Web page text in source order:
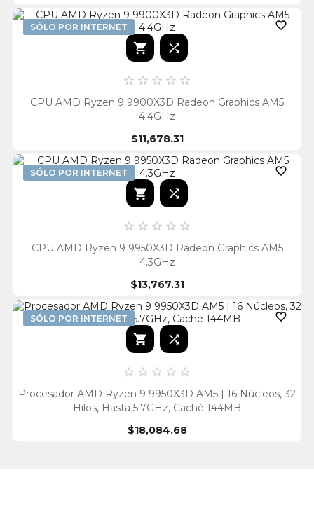
SÓLO POR INTERNET 
 
    
CPU AMD Ryzen 9 9900X3D Radeon Graphics AM5
4.4GHz
$11,678.31
SÓLO POR INTERNET 
 
    
CPU AMD Ryzen 9 9950X3D Radeon Graphics AM5
4.3GHz
$13,767.31
SÓLO POR INTERNET 
 
    
Procesador AMD Ryzen 9 9950X3D AM5 | 16 Núcleos, 32
Hilos, Hasta 5.7GHz, Caché 144MB
$18,084.68